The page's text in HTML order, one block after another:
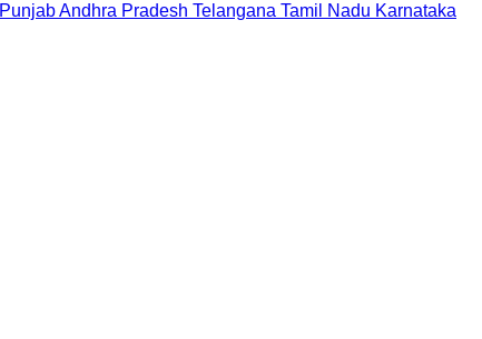
PunjabAndhra Pradesh Telangana Tamil Nadu Karnataka